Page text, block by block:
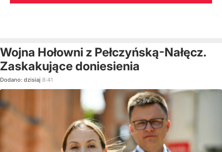
Wojna Hołowni z Pełczyńską-Nałęcz.
Zaskakujące doniesienia
Dodano: dzisiaj 8:41